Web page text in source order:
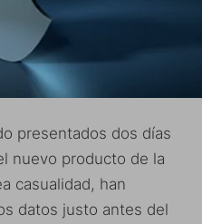
presentados dos días
nuevo producto de la
casualidad, han
datos justo antes del